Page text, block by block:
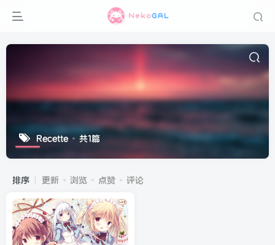
Recette 共1篇
排序 更新 浏览 点赞 评论